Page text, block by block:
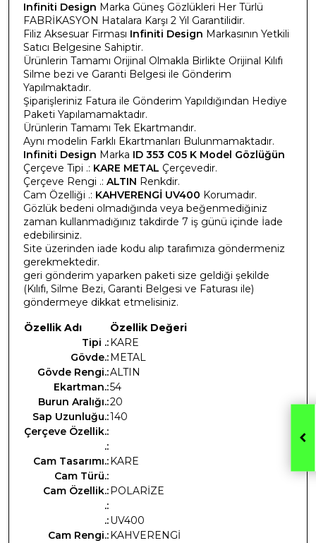
Infiniti Design Marka Güneş Gözlükleri Her Türlü
FABRİKASYON Hatalara Karşı 2 Yıl Garantilidir.
Filiz Aksesuar Firması Infiniti Design Markasının Yetkili
Satıcı Belgesine Sahiptir.
Ürünlerin Tamamı Orijinal Olmakla Birlikte Orijinal Kılıfı
Silme bezi ve Garanti Belgesi ile Gönderim
Yapılmaktadır.
Şiparişleriniz Fatura ile Gönderim Yapıldığından Hediye
Paketi Yapılamamaktadır.
Ürünlerin Tamamı Tek Ekartmandır.
Aynı modelin Farklı Ekartmanları Bulunmamaktadır.
Infiniti Design Marka ID 353 C05 K Model Gözlüğün
Çerçeve Tipi .: KARE METAL Çerçevedir.
Çerçeve Rengi .: ALTIN Renkdir.
Cam Özelliği .: KAHVERENGİ UV400 Korumadır.
Gözlük bedeni olmadığında veya beğenmediğiniz
zaman kullanmadığınız takdirde 7 iş günü içinde İade
edebilirsiniz.
Site üzerinden iade kodu alıp tarafımıza göndermeniz
gerekmektedir.
geri gönderim yaparken paketi size geldiği şekilde
(Kılıfı, Silme Bezi, Garanti Belgesi ve Faturası ile)
göndermeye dikkat etmelisiniz.
Özellik Adı
Özellik Değeri
Tipi .:KARE
Gövde.:METAL
Gövde Rengi.:ALTIN
Ekartman.:54
Burun Aralığı.:20
Sap Uzunluğu.:140
Çerçeve Özellik.:
.:
Cam Tasarımı.:KARE
Cam Türü.:
Cam Özellik.:POLARİZE
.:
.:UV400
Cam Rengi.:KAHVERENGİ